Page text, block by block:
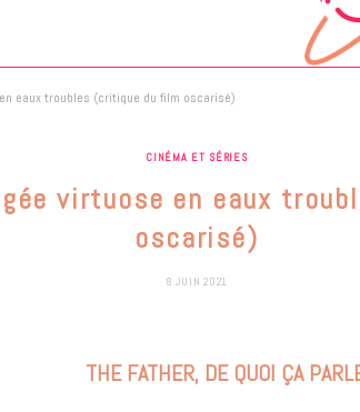
eaux troubles (critique du film oscarisé)
CINÉMA ET SÉRIES
virtuose en eaux
oscarisé)
8 JUIN 2021
THE FATHER, DE QUOI ÇA